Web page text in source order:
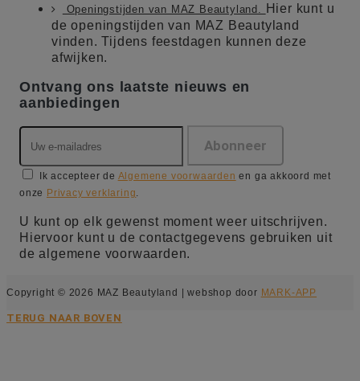
Openingstijden van MAZ Beautyland.
Hier kunt u
de openingstijden van MAZ Beautyland
vinden. Tijdens feestdagen kunnen deze
afwijken.
Ontvang ons laatste nieuws en
aanbiedingen
Ik accepteer de Algemene voorwaarden en ga akkoord met
onze Privacy verklaring.
U kunt op elk gewenst moment weer uitschrijven.
Hiervoor kunt u de contactgegevens gebruiken uit
de algemene voorwaarden.
Copyright © 2026 MAZ Beautyland | webshop door MARK-APP
TERUG NAAR BOVEN